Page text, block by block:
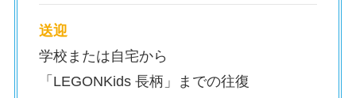
送迎
学校または自宅から
「LEGONKids 長柄」までの往復